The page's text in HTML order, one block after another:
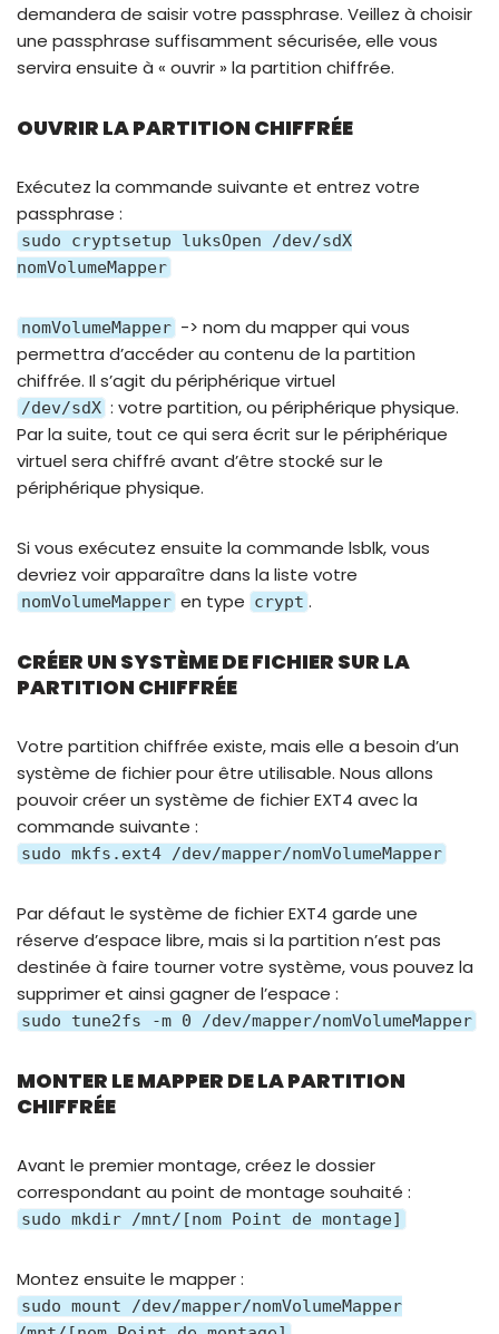
demandera de saisir votre passphrase. Veillez à choisir
une passphrase suffisamment sécurisée, elle vous
servira ensuite à « ouvrir » la partition chiffrée.
OUVRIR LA PARTITION CHIFFRÉE
Exécutez la commande suivante et entrez votre
passphrase :
sudo cryptsetup luksOpen /dev/sdX
nomVolumeMapper
nomVolumeMapper -> nom du mapper qui vous
permettra d’accéder au contenu de la partition
chiffrée. Il s’agit du périphérique virtuel
/dev/sdX : votre partition, ou périphérique physique.
Par la suite, tout ce qui sera écrit sur le périphérique
virtuel sera chiffré avant d’être stocké sur le
périphérique physique.
Si vous exécutez ensuite la commande lsblk, vous
devriez voir apparaître dans la liste votre
nomVolumeMapper en type crypt .
CRÉER UN SYSTÈME DE FICHIER SUR LA
PARTITION CHIFFRÉE
Votre partition chiffrée existe, mais elle a besoin d’un
système de fichier pour être utilisable. Nous allons
pouvoir créer un système de fichier EXT4 avec la
commande suivante :
sudo mkfs.ext4 /dev/mapper/nomVolumeMapper
Par défaut le système de fichier EXT4 garde une
réserve d’espace libre, mais si la partition n’est pas
destinée à faire tourner votre système, vous pouvez la
supprimer et ainsi gagner de l’espace :
sudo tune2fs -m 0 /dev/mapper/nomVolumeMapper
MONTER LE MAPPER DE LA PARTITION
CHIFFRÉE
Avant le premier montage, créez le dossier
correspondant au point de montage souhaité :
sudo mkdir /mnt/[nom Point de montage]
Montez ensuite le mapper :
sudo mount /dev/mapper/nomVolumeMapper